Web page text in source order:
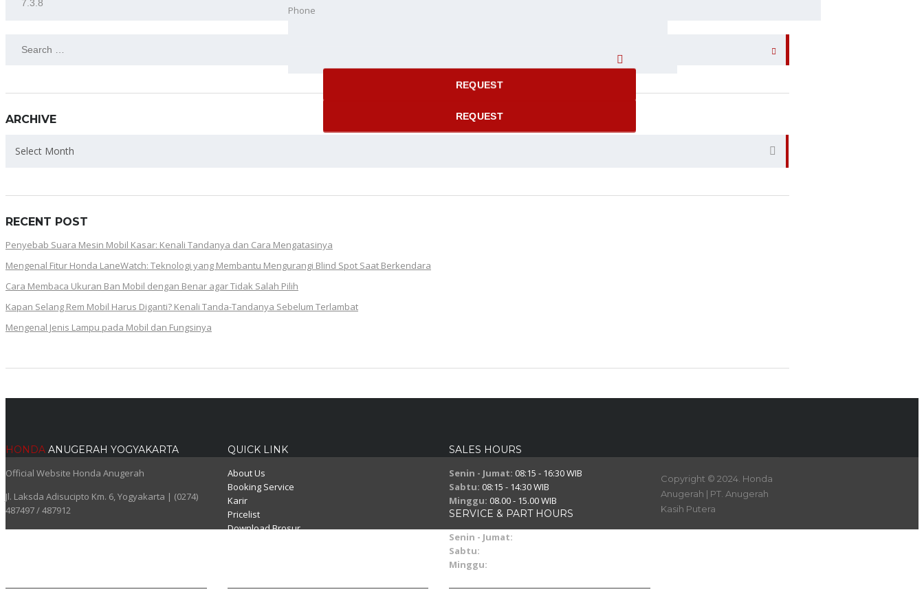
SEARCH
ARCHIVE
ARCHIVE
Select Month
RECENT POST
Penyebab Suara Mesin Mobil Kasar: Kenali Tandanya dan Cara Mengatasinya
Mengenal Fitur Honda LaneWatch: Teknologi yang Membantu Mengurangi Blind Spot Saat Berkendara
Cara Membaca Ukuran Ban Mobil dengan Benar agar Tidak Salah Pilih
Kapan Selang Rem Mobil Harus Diganti? Kenali Tanda-Tandanya Sebelum Terlambat
Mengenal Jenis Lampu pada Mobil dan Fungsinya
HONDA ANUGERAH YOGYAKARTA
Official Website Honda Anugerah
Jl. Laksda Adisucipto Km. 6, Yogyakarta | (0274)
487497 / 487912
QUICK LINK
About Us
Booking Service
Karir
Pricelist
Download Brosur
SALES HOURS
Senin - Jumat: 08:15 - 16:30 WIB
Sabtu: 08:15 - 14:30 WIB
Minggu: 08.00 - 15.00 WIB
SERVICE & PART HOURS
Senin - Jumat:
Sabtu:
Minggu:
Copyright © 2024. Honda
Anugerah | PT. Anugerah
Kasih Putera
REQUEST
Phone
REQUEST